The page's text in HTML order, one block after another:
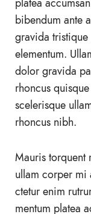
bibendum ante
gravida
elementum.
dolor gravida
rhoncus
scelerisque
rhoncus nibh.
Mauris torquent
ullam corper mi
ctetur enim
mentum platea